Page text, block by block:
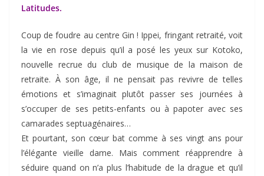
Latitudes.
Coup de foudre au centre Gin ! Ippei, fringant retraité, voit
la vie en rose depuis qu’il a posé les yeux sur Kotoko,
nouvelle recrue du club de musique de la maison de
retraite. À son âge, il ne pensait pas revivre de telles
émotions et s’imaginait plutôt passer ses journées à
s’occuper de ses petits-enfants ou à papoter avec ses
camarades septuagénaires…
Et pourtant, son cœur bat comme à ses vingt ans pour
l’élégante vieille dame. Mais comment réapprendre à
séduire quand on n’a plus l’habitude de la drague et qu’il